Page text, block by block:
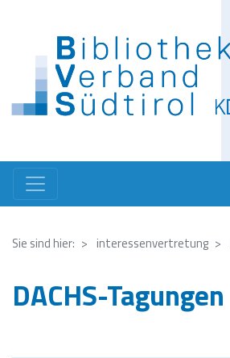
Inhalt
Sie sind hier: interessenvertretung
DACHS-Tagungen